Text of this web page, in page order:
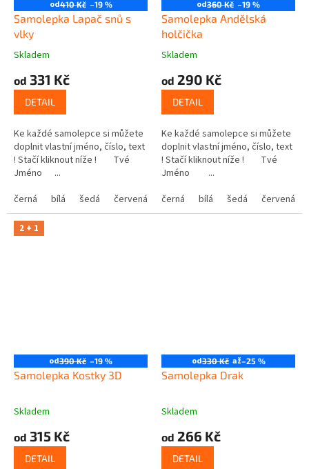
od410 Kč –19 %
Samolepka Lapač snů s
vlky
Skladem
od 331 Kč
DETAIL
Ke každé samolepce si můžete
doplnit vlastní jméno, číslo, text
! Stačí kliknout níže ! Tvé
Jméno ...
černá
bílá šedá červená modrá žlutá zelená růžová
od360 Kč –19 %
Samolepka Andělská
holčička
Skladem
od 290 Kč
DETAIL
Ke každé samolepce si můžete
doplnit vlastní jméno, číslo, text
! Stačí kliknout níže ! Tvé
Jméno ...
černá
bílá šedá červená
2 + 1
od390 Kč –19 %
Samolepka Kostky 3D
Skladem
od 315 Kč
DETAIL
od330 Kč až–25 %
Samolepka Drak
Skladem
od 266 Kč
DETAIL